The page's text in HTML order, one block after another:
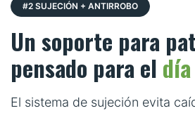
#2 SUJECIÓN + ANTIRROBO
Un soporte para
pensado para el
El sistema de sujeción evita